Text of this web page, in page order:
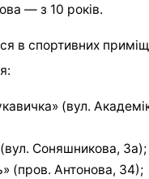
— з 10 років.
в спортивних
(вул.
Соняшникова, 3а);
(пров. Антонова, 34);